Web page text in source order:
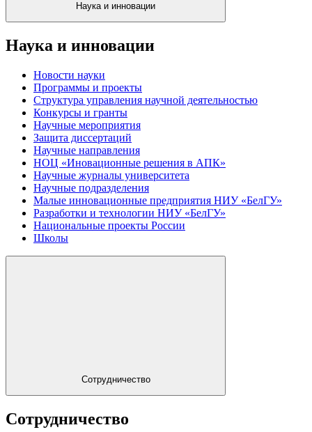
Наука и инновации
Наука и инновации
Новости науки
Программы и проекты
Структура управления научной деятельностью
Конкурсы и гранты
Научные мероприятия
Защита диссертаций
Научные направления
НОЦ «Иновационные решения в АПК»
Научные журналы университета
Научные подразделения
Малые инновационные предприятия НИУ «БелГУ»
Разработки и технологии НИУ «БелГУ»
Национальные проекты России
Школы
Сотрудничество
Сотрудничество